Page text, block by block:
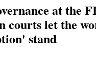
at the
courts let the
stand